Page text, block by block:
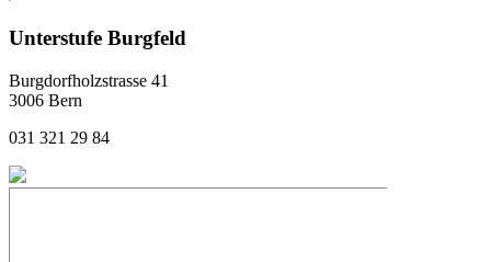
Unterstufe Burgfeld
Burgdorfholzstrasse 41
3006 Bern
031 321 29 84